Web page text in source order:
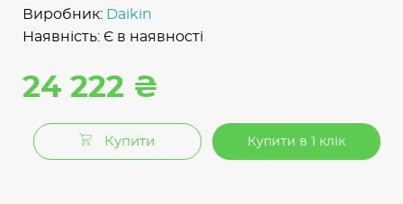
Виробник: Daikin
Наявність: Є в наявності
24 222 ₴
Купити Купити в 1 клік